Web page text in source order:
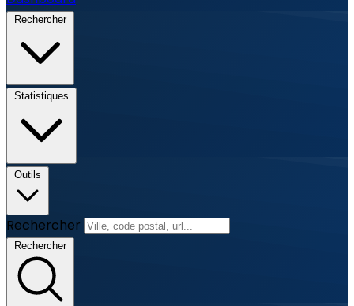
Rechercher
Statistiques
Outils
Rechercher
Rechercher